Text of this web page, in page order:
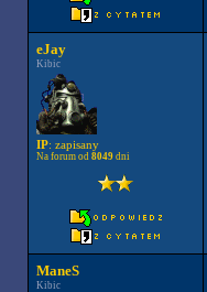
eJay
Kibic
IP: zapisany
Na forum od 8049dni
ManeS
Kibic